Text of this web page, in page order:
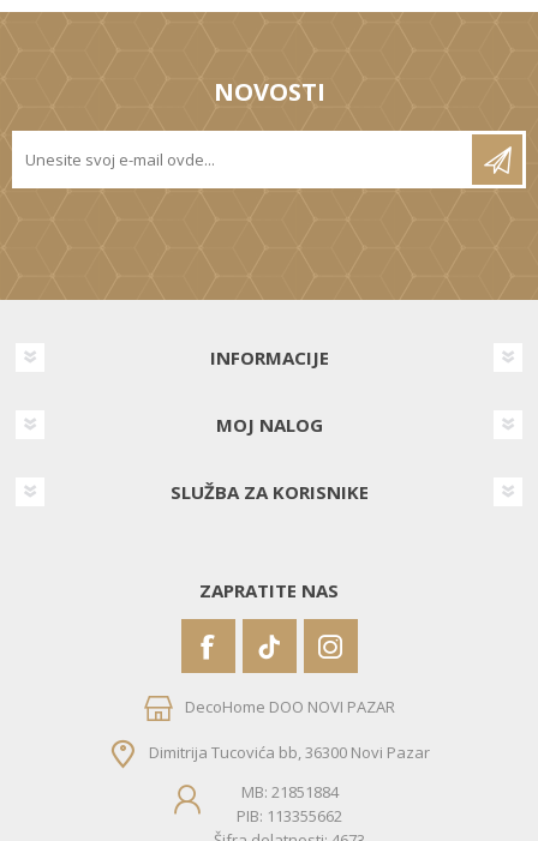
NOVOSTI
INFORMACIJE
MOJ NALOG
SLUŽBA ZA KORISNIKE
ZAPRATITE NAS
DecoHome DOO NOVI PAZAR
Dimitrija Tucovića bb, 36300 Novi Pazar
MB: 21851884
PIB: 113355662